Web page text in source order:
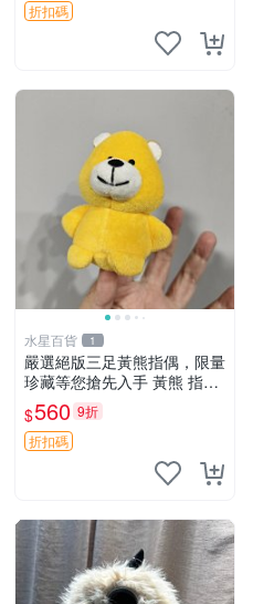
折扣碼
水星百貨 1
嚴選絕版三足黃熊指偶，限量
珍藏等您搶先入手 黃熊 指偶
珍藏品
$560 9折
折扣碼